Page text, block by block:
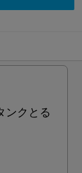
ンクとる